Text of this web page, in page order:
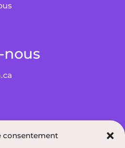
consentement
nous
5075 Wilfrid-Hamel Blvd